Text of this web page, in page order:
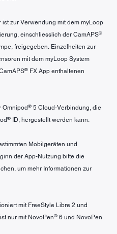
zur Verwendung mit dem myLoop
einschliesslich der CamAPS®
freigegeben. Einzelheiten zur
mit dem myLoop System
® FX App enthaltenen
Omnipod® 5 Cloud-Verbindung, die
® ID, hergestellt werden kann.
Mobilgeräten und
der App-Nutzung bitte die
um mehr Informationen zur
mit FreeStyle Libre 2 und
nur mit NovoPen® 6 und NovoPen